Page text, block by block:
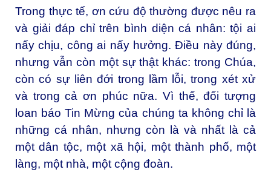
Trong thực tế, ơn cứu độ thường được nêu ra
và giải đáp chỉ trên bình diện cá nhân: tội ai
nấy chịu, công ai nấy hưởng. Điều này đúng,
nhưng vẫn còn một sự thật khác: trong Chúa,
còn có sự liên đới trong lầm lỗi, trong xét xử
và trong cả ơn phúc nữa. Vì thế, đối tượng
loan báo Tin Mừng của chúng ta không chỉ là
những cá nhân, nhưng còn là và nhất là cả
một dân tộc, một xã hội, một thành phố, một
làng, một nhà, một cộng đoàn.